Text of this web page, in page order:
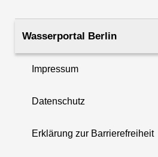
Wasserportal Berlin
Impressum
Datenschutz
Erklärung zur Barrierefreiheit